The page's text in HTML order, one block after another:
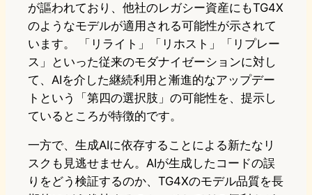
が謳われており、他社のレガシー資産にもTG4X
のようなモデルが適用される可能性が示されて
います。 「リライト」「リホスト」「リプレー
ス」といった従来のモダナイゼーションに対し
て、AIを介した継続利用と漸進的なアップデー
トという「第四の選択肢」の可能性を、提示し
ているところが特徴的です。
一方で、生成AIに依存することによる新たなリ
スクも見逃せません。AIが生成したコードの誤
りをどう検証するのか、TG4Xのモデル品質を長